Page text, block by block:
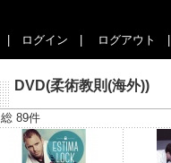
ログイン ログアウト
DVD(柔術教則(海外))
総 89件